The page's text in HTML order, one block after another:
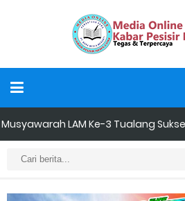
Musyawarah LAM Ke-3 Tualang
Kapolres Kepulauan Meranti Perkuat